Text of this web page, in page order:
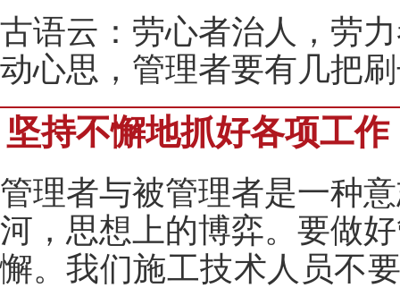
古语云：劳心者治人，劳
动心思，管理者要有几把
坚持不懈地抓好各项工
管理者与被管理者是一种
河，思想上的博弈。要做
懈。 我们施工技术人员不